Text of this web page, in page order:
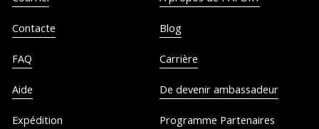
Contacte
FAQ
Aide
Expédition
Blog
Carrière
De devenir ambassadeur
Programme Partenaires